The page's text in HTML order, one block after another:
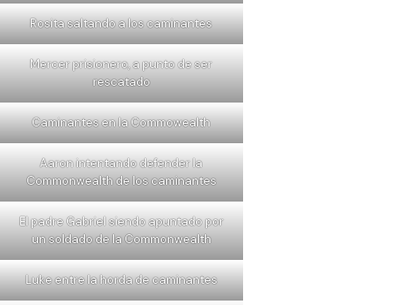
Rosita saltando a los caminantes
Mercer prisionero, a punto de ser
rescatado
Caminantes en la Commowealth
Aaron intentando defender la
Commonwealth de los caminantes
El padre Gabriel siendo apuntado por
un soldado de la Commonwealth
Luke entre la horda de caminantes